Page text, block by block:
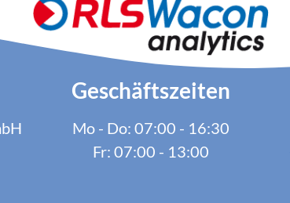
Geschäftszeiten
Mo - Do: 07:00 - 16:30
Fr: 07:00 - 13:00